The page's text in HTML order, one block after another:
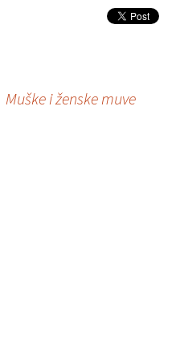
Muške i ženske muve